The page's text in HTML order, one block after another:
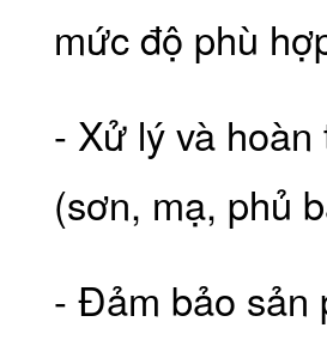
mức độ phù
- Xử lý và
(sơn, mạ, phủ
- Đảm bảo sản